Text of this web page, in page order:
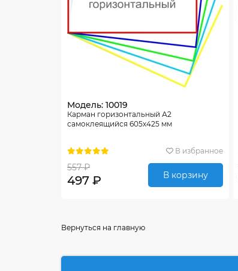
Модель: 10019
Карман горизонтальный А2
самоклеящийся 605х425 мм
В избранное
557 ₽
497 ₽ В корзину
Вернуться на главную